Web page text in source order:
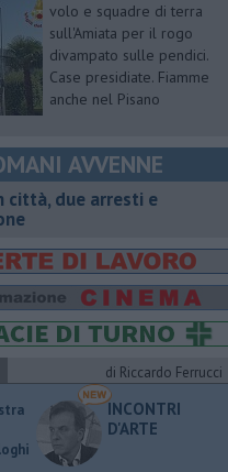
volo e squadre di terra
sull'Amiata per il rogo
divampato sulle pendici.
Case presidiate. Fiamme
anche nel Pisano
AVVENNE
città, due arresti e
di Riccardo Ferrucci
INCONTRI
D'ARTE